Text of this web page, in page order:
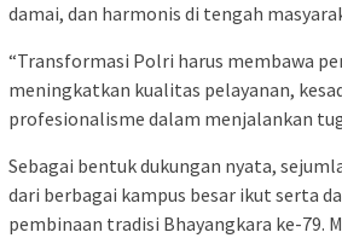
damai, dan harmonis di tengah
“Transformasi Polri harus membawa
meningkatkan kualitas pelayanan,
profesionalisme dalam menjalankan
Sebagai bentuk dukungan nyata,
dari berbagai kampus besar ikut serta
pembinaan tradisi Bhayangkara ke-79.